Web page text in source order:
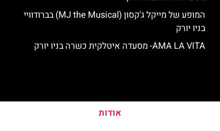
המופע של מייקל ג'קסון (MJ the Musical) בברודוויי
בניו יורק
AMA LA VITA- מסעדה איטלקית כשרה בניו יורק
אודות